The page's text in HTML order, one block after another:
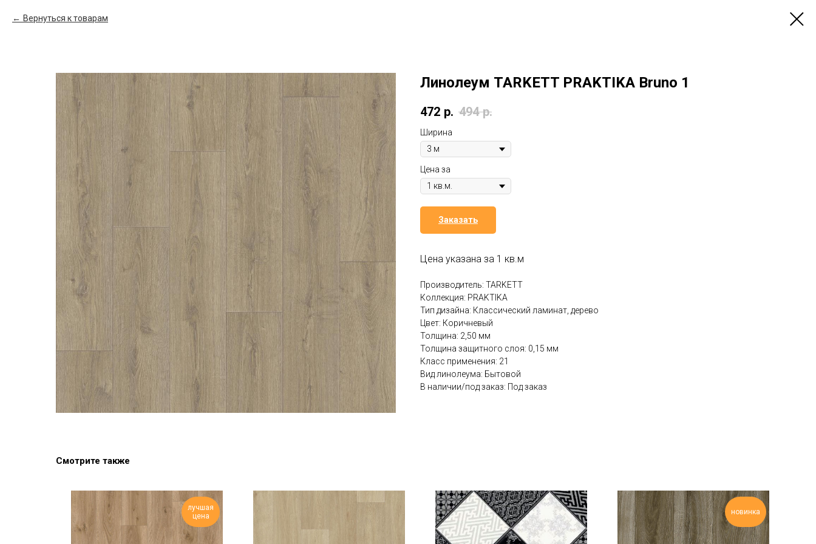
Вернуться к товарам
Линолеум TARKETT PRAKTIKA Bruno 1
472 р. 494 р.
Ширина
Цена за
Заказать
Цена указана за 1 кв.м
Производитель: TARKETT
Коллекция: PRAKTIKA
Тип дизайна: Классический ламинат, дерево
Цвет: Коричневый
Толщина: 2,50 мм
Толщина защитного слоя: 0,15 мм
Класс применения: 21
Вид линолеума: Бытовой
В наличии/под заказ: Под заказ
Смотрите также
лучшая
цена
новинка